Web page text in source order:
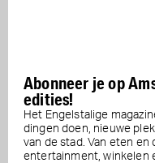
Abonneer je op
edities!
Het Engelstalige
dingen doen, nieuwe
van de stad. Van eten
entertainment, winkelen